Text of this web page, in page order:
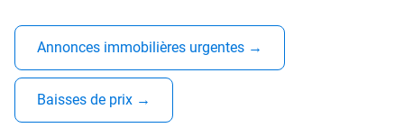
Annonces immobilières urgentes →
Baisses de prix →